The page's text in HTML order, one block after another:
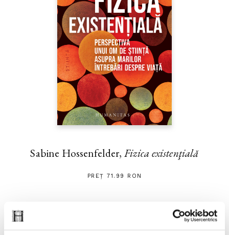
Sabine Hossenfelder, Fizica existenţială
PREȚ 71.99 RON